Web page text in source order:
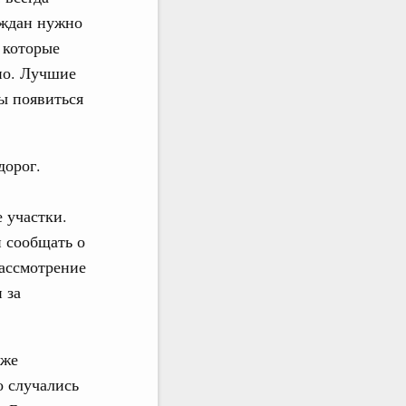
нужно
Лучшие
появиться
участки.
сообщать о
за
случались